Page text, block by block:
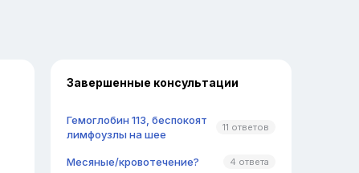
Завершенные консультации
Гемоглобин 113, беспокоят
лимфоузлы на шее
11 ответов
Месяные/кровотечение? 4 ответа